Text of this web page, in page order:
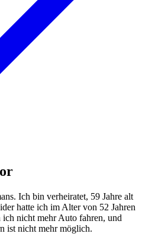
Ich bin verheiratet, 59 Jahre alt
hatte ich im Alter von 52 Jahren
nicht mehr Auto fahren, und
ist nicht mehr möglich.